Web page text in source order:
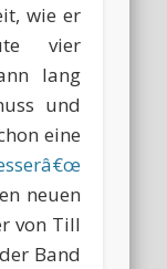
wie er
vier
lang
und
eine
neuen
von Till
Band